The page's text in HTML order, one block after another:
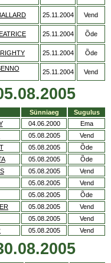
25.11.2004 Vend
25.11.2004 Õde
25.11.2004 Õde
25.11.2004 Vend
Sünniaeg
Sugulus
04.06.2000
Ema
05.08.2005
Vend
05.08.2005
Õde
05.08.2005
Õde
05.08.2005
Vend
05.08.2005
Vend
05.08.2005
Õde
05.08.2005
Vend
05.08.2005
Vend
05.08.2005 Vend